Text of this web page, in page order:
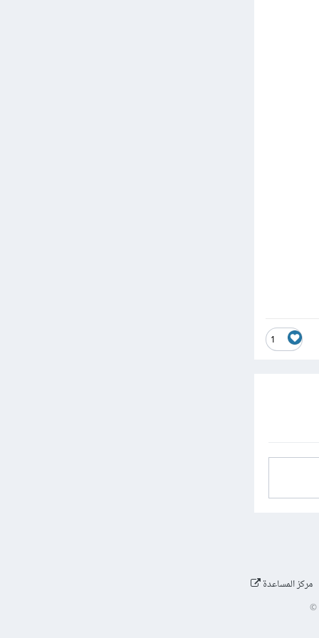
1
مركز المساعدة
©